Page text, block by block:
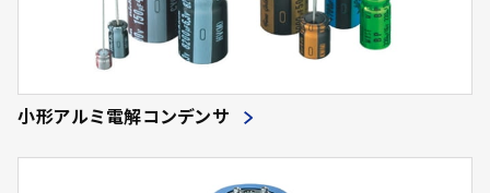
小形アルミ電解コンデンサ